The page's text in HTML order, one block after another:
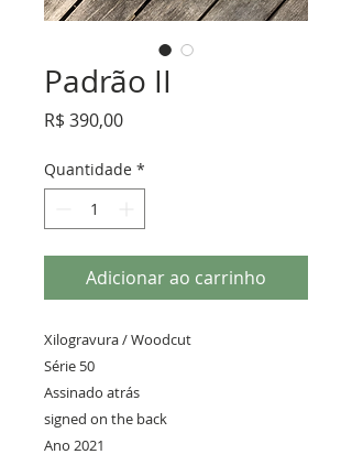
Padrão II
R$ 390,00Preço
Quantidade *
Adicionar ao carrinho
Xilogravura / Woodcut
Série 50
Assinado atrás
signed on the back
Ano 2021